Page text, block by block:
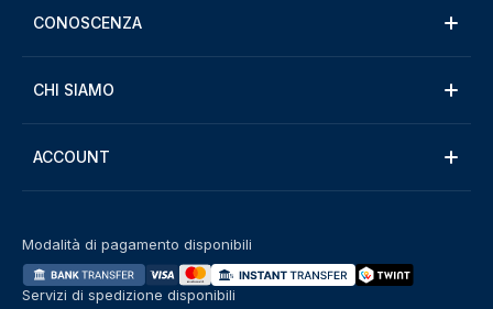
CONOSCENZA
CHI SIAMO
ACCOUNT
Modalità di pagamento disponibili
Servizi di spedizione disponibili